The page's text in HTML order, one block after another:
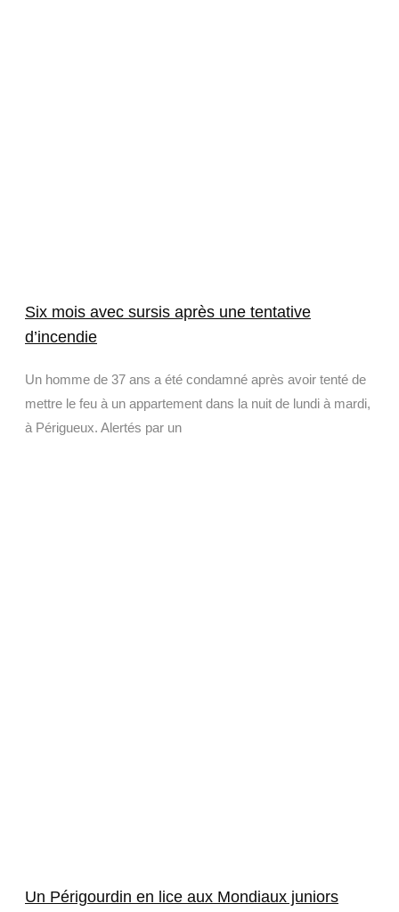
Six mois avec sursis après une tentative
d’incendie
Un homme de 37 ans a été condamné après avoir tenté de
mettre le feu à un appartement dans la nuit de lundi à mardi,
à Périgueux. Alertés par un
Un Périgourdin en lice aux Mondiaux juniors